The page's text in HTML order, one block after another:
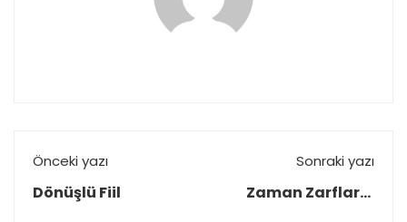
Önceki yazı
Dönüşlü Fiil
Sonraki yazı
Zaman Zarfları (